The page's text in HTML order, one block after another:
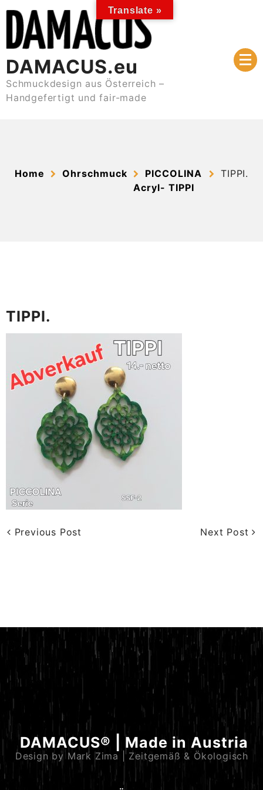
content
DAMACUS.eu
Schmuckdesign aus Österreich –
Handgefertigt und fair-made
Home Ohrschmuck
PICCOLINA
Acryl- TIPPI
TIPPI.
TIPPI.
Previous Post Next Post
DAMACUS® | Made in Austria
Design by Mark Zima | Zeitgemäß & Ökologisch
Translate »